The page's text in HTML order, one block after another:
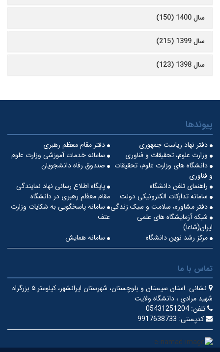
سال 1400 (150)
سال 1399 (215)
سال 1398 (123)
پیوندها
دفتر مقام معظم رهبری
دفتر نهاد ریاست جمهوری
سامانه خدمات آموزشی وزارت علوم
وزارت علوم، تحقیقات و فناوری
صندوق رفاه دانشجویان
دانشگاه های وزارت علوم، تحقیقات
و فناوری
پایگاه اطلاع رسانی نهاد نمایندگی
مقام معظم رهبری در دانشگاه
راهنمای تلفن دانشگاه
سامانه تدارکات الکترونیکی دولت
سامانه پاسخگویی به شکایات وزارت
عتف
دفتر مشاوره، سلامت و سبک زندگی
شبکه آزمایشگاه های علمی
ایران(شاعا)
سامانه همایش
مرکز رشد نوین دانشگاه
تماس با ما
نشانی:
استان سیستان و بلوچستان، شهرستان ایرانشهر، کیلومتر ۵ بزرگراه
شهید مرادی ، دانشگاه ولایت
تلفن: 05431251204
کدپستی: 9917638733